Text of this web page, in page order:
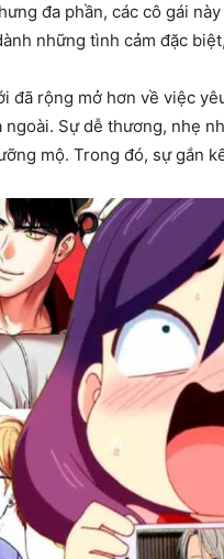
đa phần, các cô gái
những tình cảm đặc
đã rộng mở hơn về việc
Sự dễ thương, nhẹ
mộ. Trong đó, sự gắn